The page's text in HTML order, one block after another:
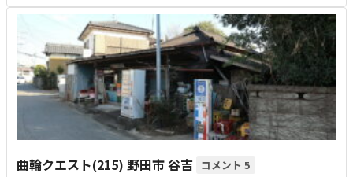
曲輪クエスト(215) 野田市 谷吉 5